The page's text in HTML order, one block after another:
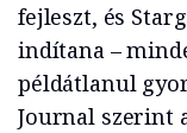
fejleszt, és
indítana –
példátlanul
Journal szerint